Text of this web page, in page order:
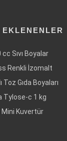
EKLENENLER
Sıvı Boyalar
Renkli İzomalt
Toz Gıda Boyaları
Tylose-c 1 kg
Mini Kuvertür